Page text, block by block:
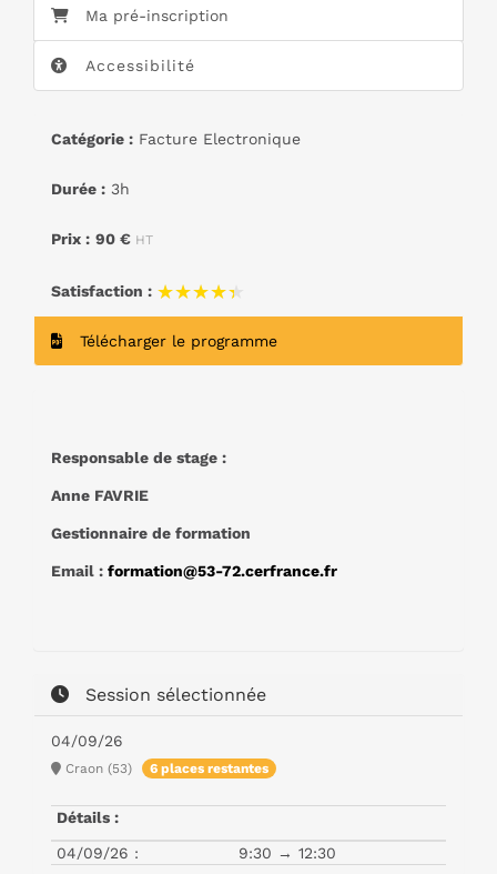
Ma pré-inscription
Accessibilité
Catégorie : Facture Electronique
Durée : 3h
Prix : 90 € HT
Satisfaction : ★★★★★
★★★★★
Télécharger le programme
Responsable de stage :
Anne FAVRIE
Gestionnaire de formation
Email : formation@53-72.cerfrance.fr
Session sélectionnée
04/09/26
Craon (53) 6 places restantes
Détails :
04/09/26 :
9:30 → 12:30